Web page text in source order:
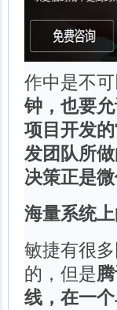
作中是不可
钟，也要
项目开发
发团队所
决策正是微
海量系统
敏捷有很
的，但是
线，在一